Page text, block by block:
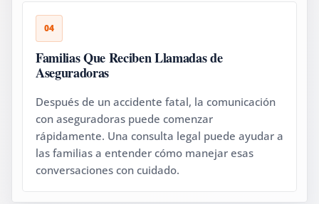
04
Familias Que Reciben Llamadas de
Aseguradoras
Después de un accidente fatal, la comunicación
con aseguradoras puede comenzar
rápidamente. Una consulta legal puede ayudar a
las familias a entender cómo manejar esas
conversaciones con cuidado.